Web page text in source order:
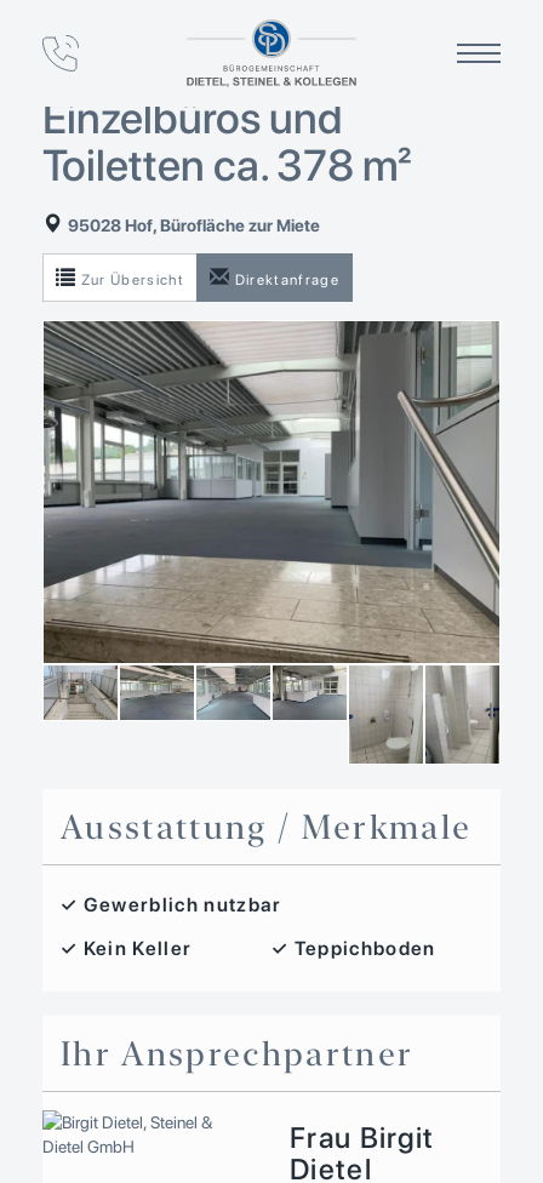
Großraumbüro mit
abgetrennten
Einzelbüros und
Toiletten ca. 378 m²
95028 Hof, Bürofläche zur Miete
Zur Übersicht Direktanfrage
Ausstattung / Merkmale
✓ Gewerblich nutzbar
✓ Kein Keller
✓ Teppichboden
Ihr Ansprechpartner
Frau Birgit
Dietel